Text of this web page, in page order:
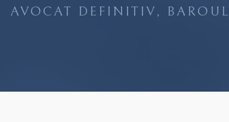
AVOCAT DEFINITIV,